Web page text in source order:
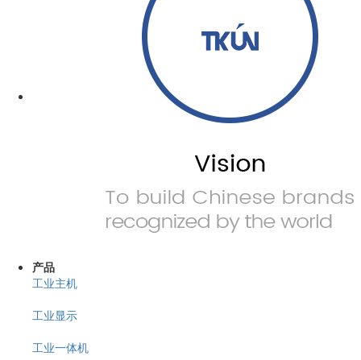
产品
工业主机
工业显示
工业一体机